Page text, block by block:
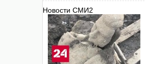
Новости СМИ2